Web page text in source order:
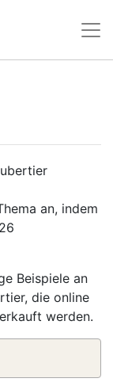
an, indem
Beispiele an
die online
werden.